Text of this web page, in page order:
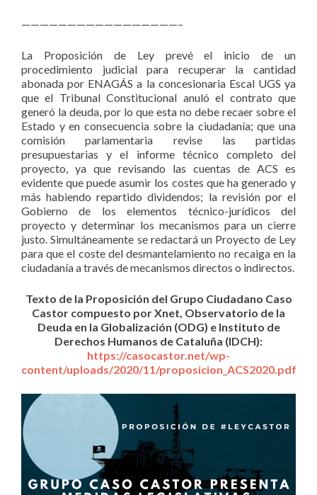
—————————————————–
La Proposición de Ley prevé el inicio de un
procedimiento judicial para recuperar la cantidad
abonada por ENAGÁS a la concesionaria Escal UGS ya
que el Tribunal Constitucional anuló el contrato que
generó la deuda, por lo que esta no debe recaer sobre el
Estado y en consecuencia sobre la ciudadanía; que una
comisión parlamentaria revise las partidas
presupuestarias y el informe técnico completo del
proyecto, ya que revisando las cuentas de ACS es
evidente que puede asumir los costes que ha generado y
más habiendo repartido dividendos; la revisión por el
Gobierno de los elementos técnico-jurídicos del
proyecto y determinar los mecanismos para un cierre
justo. Simultáneamente se redactará un Proyecto de Ley
para que el coste del desmantelamiento no recaiga en la
ciudadanía a través de mecanismos directos o indirectos.
Texto de la Proposición del Grupo Ciudadano Caso
Castor compuesto por Xnet, Observatorio de la
Deuda en la Globalización (ODG) e Instituto de
Derechos Humanos de Cataluña (IDCH):
https://casocastor.net/wp-
content/uploads/2020/11/proposicion_ACS2020.pdf